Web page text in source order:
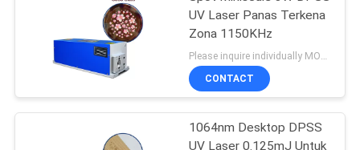
UV Laser Panas Terkena
Zona 1150KHz
CONTACT
1064nm Desktop DPSS
UV Laser 0.125mJ Untuk